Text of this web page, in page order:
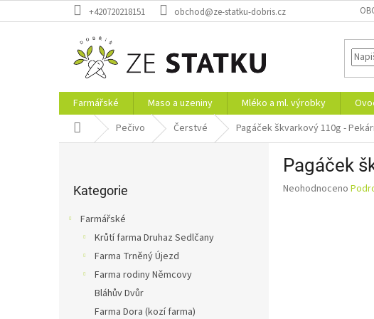
na
+420720218151 obchod@ze-statku-dobris.cz
Farmářské Maso a uzeniny Mléko a ml. výrobky
Domů Pečivo Čerstvé Pagáček škvarkový 110g -
kategorie
Kategorie
Farmářské
Krůtí farma Druhaz Sedlčany
Farma Trněný Újezd
Farma rodiny Němcovy
Bláhův Dvůr
Farma Dora (kozí farma)
Pagáček
Průměrné
Neohodnoceno